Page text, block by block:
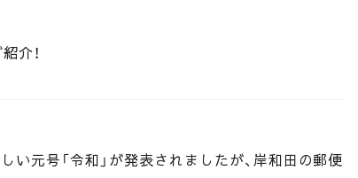
介！
元号「令和」が発表されましたが、岸和田の郵便